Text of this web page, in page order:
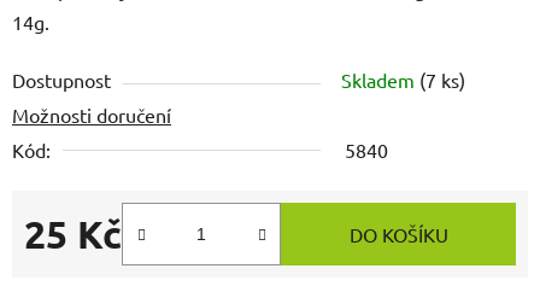
14g.
Dostupnost Skladem (7 ks)
Možnosti doručení
Kód:
5840
25 Kč
Měrná cena:
DO KOŠÍKU